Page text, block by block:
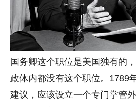
国务卿这个职位是美国独有的
政体内都没有这个职位。
1789
建议，应该设立一个专门掌管